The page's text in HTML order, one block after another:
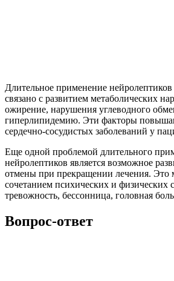
Длительное применение
связано с развитием метаболических
ожирение, нарушения углеводного
гиперлипидемию. Эти факторы
сердечно-сосудистых заболеваний у
Еще одной проблемой длительного
нейролептиков является возможное
отмены при прекращении лечения. Это
сочетанием психических и физических
тревожность, бессонница, головная
Вопрос-ответ